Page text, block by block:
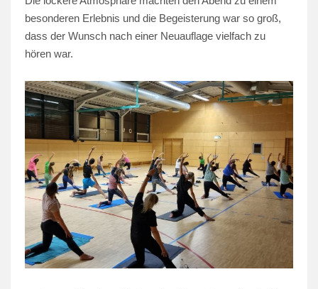
besonderen Erlebnis und die Begeisterung war so groß,
dass der Wunsch nach einer Neuauflage vielfach zu
hören war.